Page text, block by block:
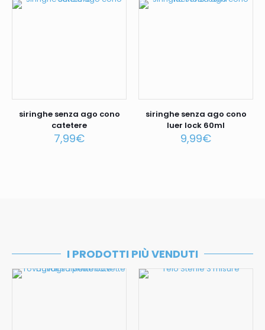
siringhe senza ago cono
catetere
7,99€
siringhe senza ago cono
luer lock 60ml
9,99€
I PRODOTTI PIÙ VENDUTI